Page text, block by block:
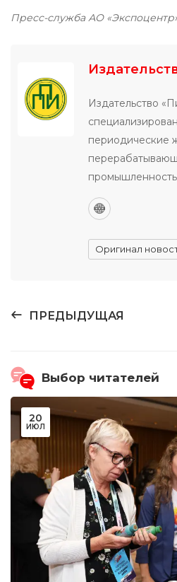
Пресс-служба АО
Издательство
периодические
Оригинал
ПРЕДЫДУЩАЯ
Выбор читателей
20
ИЮЛ